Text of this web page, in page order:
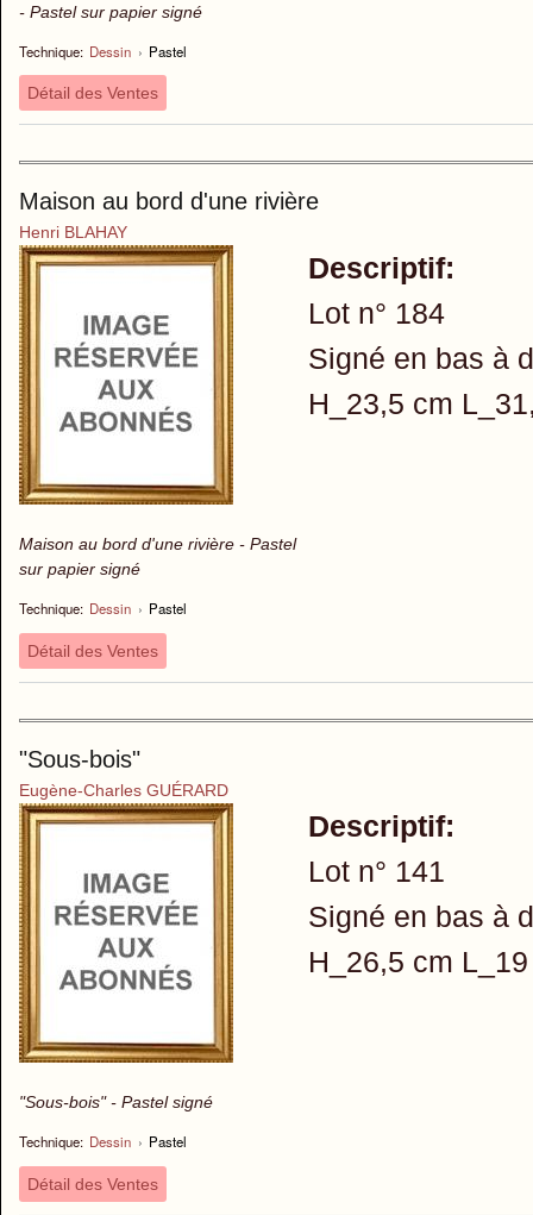
- Pastel sur papier signé
Technique: Dessin › Pastel
Détail des Ventes
Maison au bord d'une rivière
Henri BLAHAY
Maison au bord d'une rivière - Pastel
sur papier signé
Technique: Dessin › Pastel
Descriptif:
Lot n° 184
Signé en bas à
H_23,5 cm
Détail des Ventes
"Sous-bois"
Eugène-Charles GUÉRARD
"Sous-bois" - Pastel signé
Technique: Dessin › Pastel
Descriptif:
Lot n° 141
Signé en bas à
H_26,5 cm
Détail des Ventes